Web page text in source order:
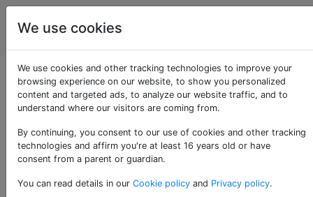
Conception
graphique
InDesign: comment
désactiver la césure
dans InDesign, j'ai un style de paragraphe
We use cookies
We use cookies and other tracking technologies to improve your
browsing experience on our website, to show you personalized
content and targeted ads, to analyze our website traffic, and to
understand where our visitors are coming from.
By continuing, you consent to our use of cookies and other tracking
technologies and affirm you're at least 16 years old or have
consent from a parent or guardian.
You can read details in our Cookie policy and Privacy policy.